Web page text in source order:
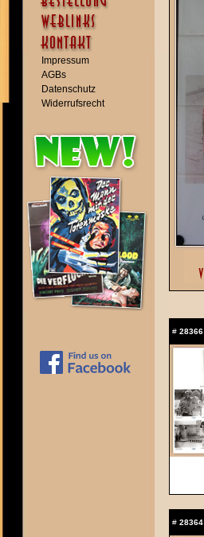
Impressum
AGBs
Datenschutz
Widerrufsrecht
# 28366
# 28364